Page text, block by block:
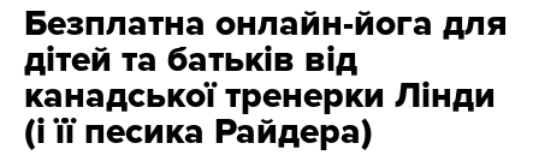
Безплатна онлайн-йога для
дітей та батьків від
канадської тренерки Лінди
(і її песика Райдера)